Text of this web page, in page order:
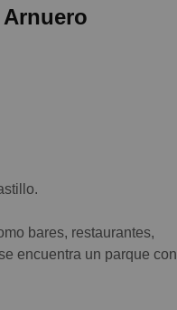
bares, restaurantes,
encuentra un parque con